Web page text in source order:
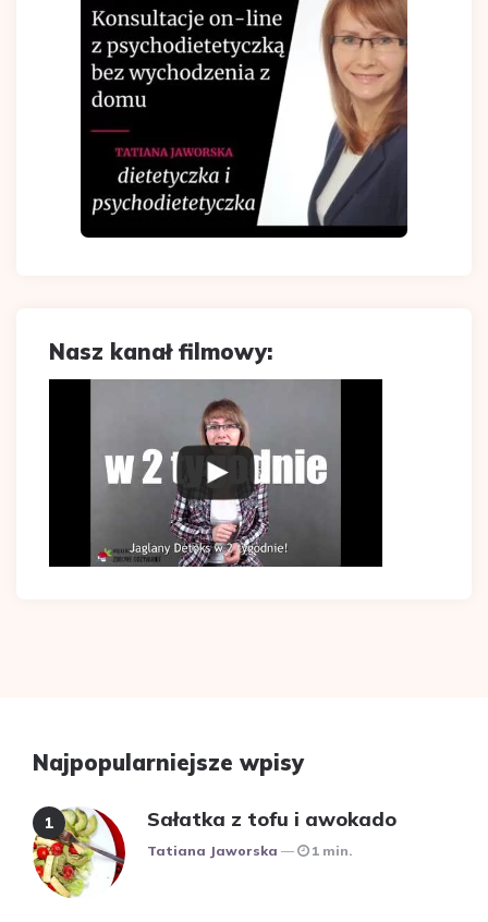
Nasz kanał filmowy:
Najpopularniejsze wpisy
Sałatka z tofu i awokado
Posted
Tatiana Jaworska 1 min.